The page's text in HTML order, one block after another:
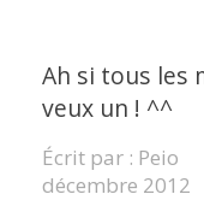
Ah si tous les
veux un ! ^^
Écrit par : Peio
décembre 2012